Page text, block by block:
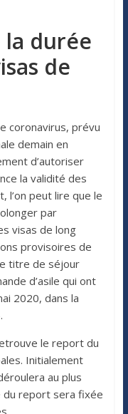
durée
de
coronavirus, prévu
demain en
d’autoriser
la validité des
l’on peut lire que le
par
visas de long
provisoires de
titre de séjour
d’asile qui ont
2020, dans la
le report du
Initialement
au plus
du report sera fixée